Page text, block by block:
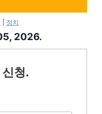
정치
2026.
청.